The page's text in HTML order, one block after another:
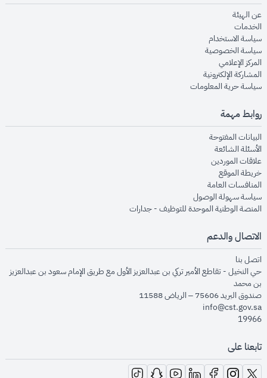
عن الهيئةopens in new window
الخدماتopens in new window
سياسة الاستخدامopens in new window
سياسة الخصوصيةopens in new window
المركز الإعلاميopens in new window
المشاركة الإلكترونيةopens in new window
سياسة حرية المعلوماتopens in new window
روابط مهمة
البيانات المفتوحةopens in new window
الأسئلة الشائعةopens in new window
علاقات الموردينopens in new window
خريطة الموقعopens in new window
المنافسات العامةopens in new window
سياسة سهولة الوصولopens in new window
المنصة الوطنية الموحدة للتوظيف - جداراتopens in new window
الاتصال والدعم
اتصل بنا
حي النخيل - تقاطع الأمير تركي بن عبدالعزيز الأول مع طريق الإمام سعود بن عبدالعزيز
بن محمد
صندوق البريد 75606 – الرياض 11588
info@cst.gov.sa
19966
تابعنا على